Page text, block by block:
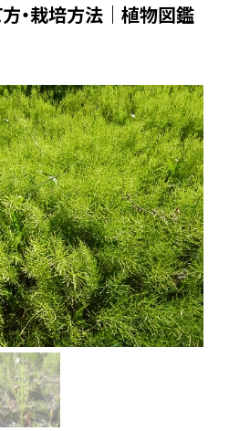
方・栽培方法｜植物図鑑